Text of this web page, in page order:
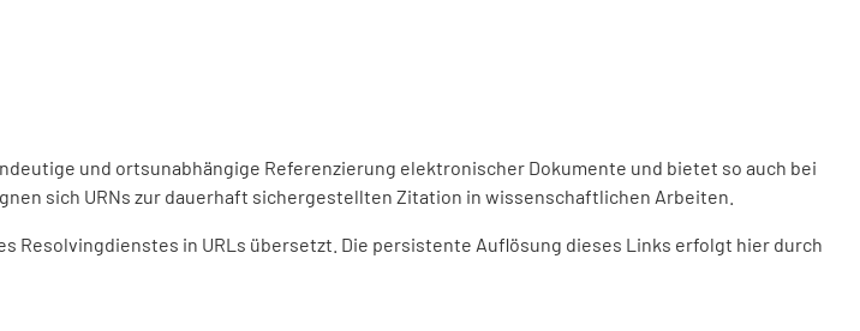
und ortsunabhängige Referenzierung elektronischer Dokumente und bietet so auch bei
sich URNs zur dauerhaft sichergestellten Zitation in wissenschaftlichen Arbeiten.
Resolvingdienstes in URLs übersetzt. Die persistente Auflösung dieses Links erfolgt hier durch